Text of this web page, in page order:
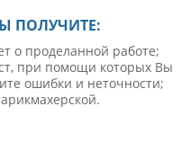
ПОЛУЧИТЕ:
о проделанной работе;
при помощи которых Вы
ошибки и неточности;